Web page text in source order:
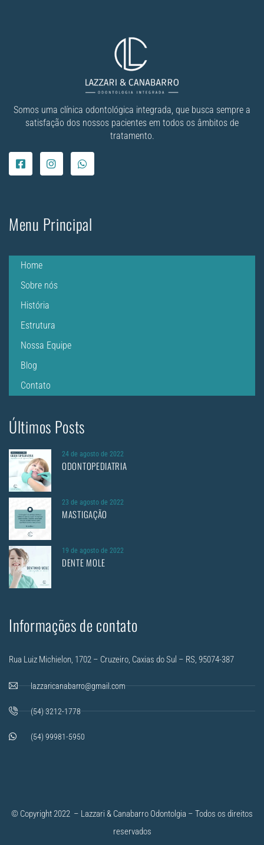
Somos uma clínica odontológica integrada, que busca sempre a
satisfação dos nossos pacientes em todos os âmbitos de
tratamento.
Menu Principal
Home
Sobre nós
História
Estrutura
Nossa Equipe
Blog
Contato
Últimos Posts
24 de agosto de 2022
ODONTOPEDIATRIA
23 de agosto de 2022
MASTIGAÇÃO
19 de agosto de 2022
DENTE MOLE
Informações de contato
Rua Luiz Michielon, 1702 – Cruzeiro, Caxias do Sul – RS, 95074-387
lazzaricanabarro@gmail.com
(54) 3212-1778
(54) 99981-5950
© Copyright 2022 – Lazzari & Canabarro Odontolgia – Todos os direitos
reservados